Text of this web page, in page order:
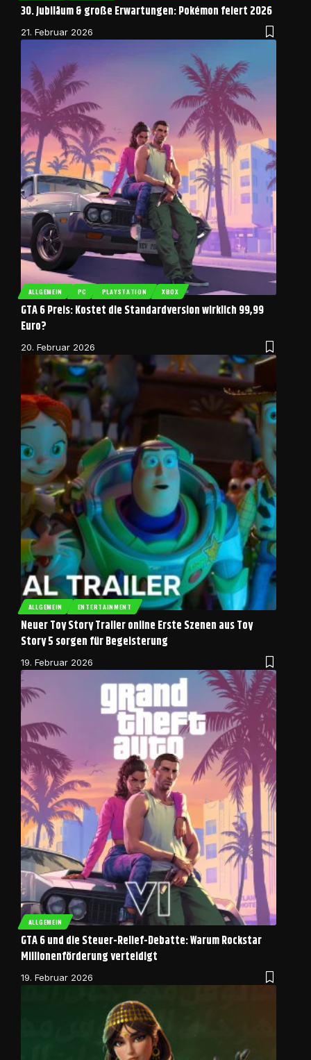
30. Jubiläum & große Erwartungen: Pokémon feiert 2026
21. Februar 2026
ALLGEMEIN PC PLAYSTATION XBOX
GTA 6 Preis: Kostet die Standardversion wirklich 99,99
Euro?
20. Februar 2026
ALLGEMEIN ENTERTAINMENT
Neuer Toy Story Trailer online Erste Szenen aus Toy
Story 5 sorgen für Begeisterung
19. Februar 2026
ALLGEMEIN
GTA 6 und die Steuer-Relief-Debatte: Warum Rockstar
Millionenförderung verteidigt
19. Februar 2026